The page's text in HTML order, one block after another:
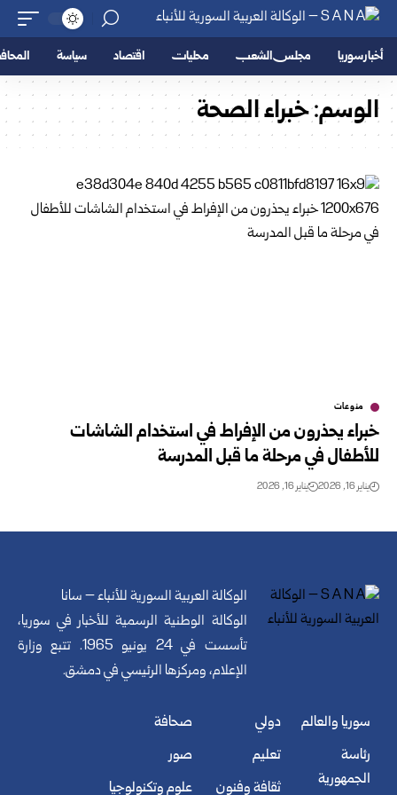
أخبار سوريا مجلس الشعب محليات اقتصاد سياسة
الوسم:خبراء الصحة
منوعات
خبراء يحذرون من الإفراط في استخدام الشاشات
للأطفال في مرحلة ما قبل المدرسة
يناير 16, 2026 يناير 16, 2026
الوكالة العربية السورية للأنباء – سانا
الوكالة الوطنية الرسمية للأخبار في سوريا،
تأسست في 24 يونيو 1965. تتبع وزارة
الإعلام، ومركزها الرئيسي في دمشق.
سوريا والعالم
رئاسة
الجمهورية
دولي
تعليم
ثقافة وفنون
صحافة
صور
علوم وتكنولوجيا